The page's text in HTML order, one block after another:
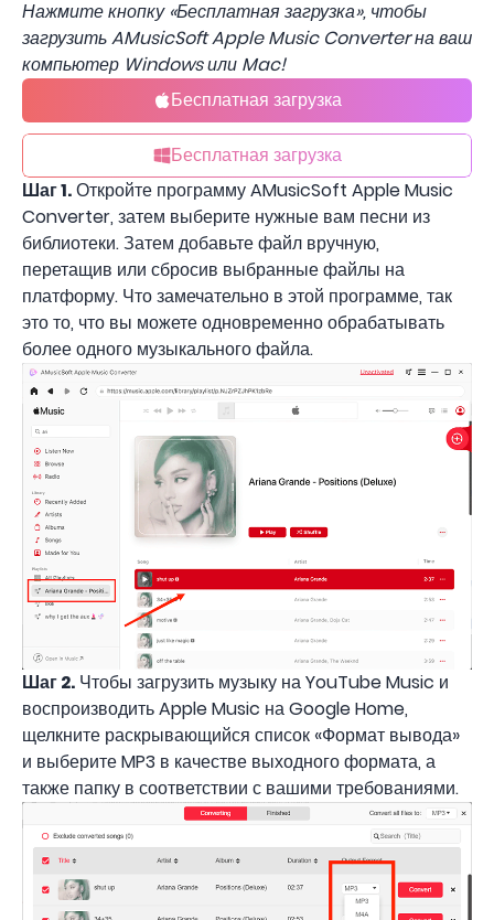
Нажмите кнопку «Бесплатная загрузка», чтобы
загрузить AMusicSoft Apple Music Converter на ваш
компьютер Windows или Mac!
Бесплатная загрузка
Бесплатная загрузка
Шаг 1.Откройте программу AMusicSoft Apple Music
Converter, затем выберите нужные вам песни из
библиотеки. Затем добавьте файл вручную,
перетащив или сбросив выбранные файлы на
платформу. Что замечательно в этой программе, так
это то, что вы можете одновременно обрабатывать
более одного музыкального файла.
Шаг 2. Чтобы загрузить музыку на YouTube Music и
воспроизводить Apple Music на Google Home,
щелкните раскрывающийся список «Формат вывода»
и выберите MP3 в качестве выходного формата, а
также папку в соответствии с вашими требованиями.